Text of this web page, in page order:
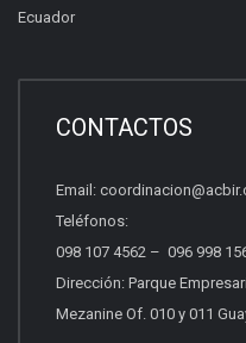
Quiero
Ecuador
CONTACTOS
Email:
Teléfonos:
098 107 4562 – 096 998
Dirección: Parque
Mezanine Of. 010 y 011